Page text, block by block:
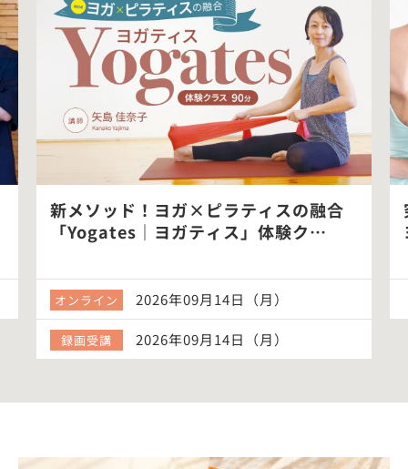
新メソッド！ヨガ×ピラティスの融合
「Yogates｜ヨガティス」体験ク…
オンライン 2026年09月14日（月）
録画受講 2026年09月14日（月）